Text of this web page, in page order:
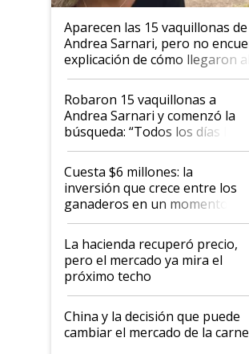
Aparecen las 15 vaquillonas de
Andrea Sarnari, pero no
explicación de cómo llegaron allí
Robaron 15 vaquillonas a
Andrea Sarnari y comenzó la
búsqueda: “Todos los días le
toca a algún productor”
Cuesta $6 millones: la
inversión que crece entre los
ganaderos en un momento
histórico para la actividad
La hacienda recuperó precio,
pero el mercado ya mira el
próximo techo
China y la decisión que puede
cambiar el mercado de la carne